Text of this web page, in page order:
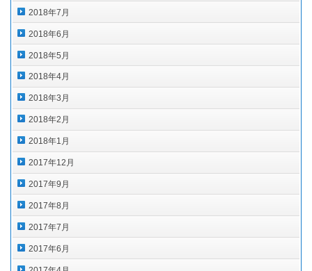
2018年7月
2018年6月
2018年5月
2018年4月
2018年3月
2018年2月
2018年1月
2017年12月
2017年9月
2017年8月
2017年7月
2017年6月